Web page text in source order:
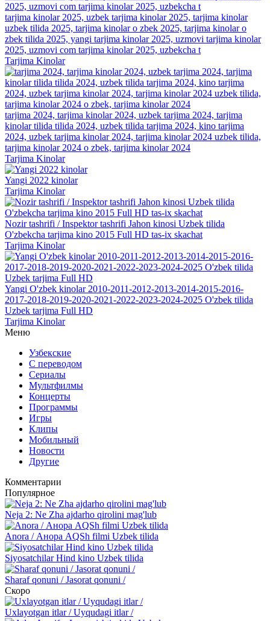
tarjima kinolar 2025, uzbek tarjima kinolar 2025, tarjima kinolar
uzbek tilida 2025, tarjima kinolar o zbek 2025, tarjima kinolar o
zbek tilida 2025, yangi tarjima kinolar 2025, uzmovi tarjima kinolar
2025, uzmovi com tarjima kinolar 2025, uzbekcha t
Tarjima Kinolar
tarjima 2024, tarjima kinolar 2024, uzbek tarjima 2024, tarjima
kinolar tilida tilida 2024, uzbek tilida tarjima 2024, kino tarjima
2024, uzbek tarjima kinolar 2024, tarjima kinolar 2024 uzbek tilida,
tarjima kinolar 2024 o zbek, tarjima kinolar 2024
Tarjima Kinolar
Yangi 2022 kinolar
Tarjima Kinolar
Nozir tashrifi / Inspektor tashrifi Jahon kinosi Uzbek tilida
O'zbekcha tarjima kino 2015 Full HD tas-ix skachat
Tarjima Kinolar
Yangi O'zbek kinolar 2010-2011-2012-2013-2014-2015-2016-
2017-2018-2019-2020-2021-2022-2023-2024-2025 O'zbek tilida
Uzbek tarjima Full HD
Tarjima Kinolar
Меню
Узбекские
С переводом
Сериалы
Мультфилмы
Концерты
Программы
Игры
Клипы
Мобильный
Новости
Другие
Комментарии
Популярное
Neja 2: Ne Zha ajdarho qirolini mag'lub
Anora / Анора AQSh filmi Uzbek tilida
Siyosatchilar Hind kino Uzbek tilida
Sharaf qonuni / Jasorat qonuni /
Скоро
Uxlayotgan itlar / Uyqudagi itlar /